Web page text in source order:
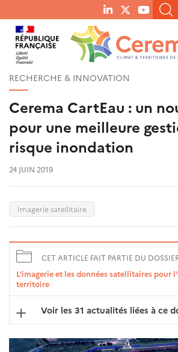
menu
social
links
RECHERCHER UN MOT-CLÉ, UNE PUBLICATION, ETC.
QUE RECHERCHEZ-VOUS ?
RECHERCHE & INNOVATION
Cerema CartEau : un
pour une meilleure
risque inondation
24 JUIN 2019
Imagerie satellitaire
CET ARTICLE FAIT PARTIE DU
L'imagerie et les données satellitaires pour
territoire
Voir les 31 actualités liées à ce